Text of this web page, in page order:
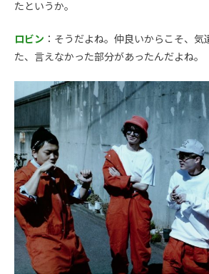
たというか。
ロビン ：そうだよね。仲良いからこそ、気
た、言えなかった部分があったんだよね。